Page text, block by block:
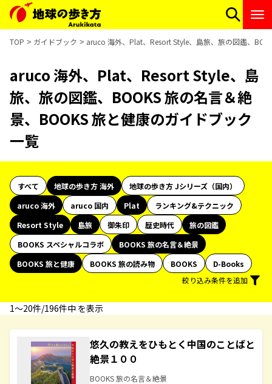
TOP ガイドブック aruco 海外、Plat、Resort Style、島旅、旅の図鑑、
aruco 海外、Plat、Resort Style、島
旅、旅の図鑑、BOOKS 旅の名言＆絶
景、BOOKS 旅と健康のガイドブック
一覧
すべて 地球の歩き方 海外
地球の歩き方 Jシリーズ（国内）
aruco 海外
aruco 国内 Plat
ランキング&テクニック
Resort Style
島旅 御朱印 歴史時代
旅の図鑑
BOOKS スペシャルコラボ
BOOKS 旅の名言＆絶景
BOOKS 旅と健康
BOOKS 旅の読み物 BOOKS
D-Books
絞り込み条件を追加
1〜20件/196件中 を表示
悠久の教えをひもとく中国のことばと
絶景１００
BOOKS 旅の名言＆絶景